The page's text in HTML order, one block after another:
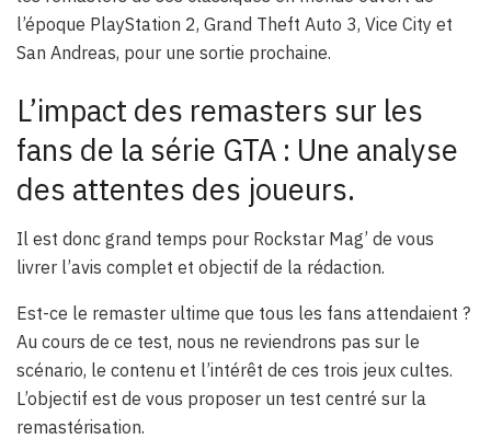
l’époque PlayStation 2, Grand Theft Auto 3, Vice City et
San Andreas, pour une sortie prochaine.
L’impact des remasters sur les
fans de la série GTA : Une analyse
des attentes des joueurs.
Il est donc grand temps pour Rockstar Mag’ de vous
livrer l’avis complet et objectif de la rédaction.
Est-ce le remaster ultime que tous les fans attendaient ?
Au cours de ce test, nous ne reviendrons pas sur le
scénario, le contenu et l’intérêt de ces trois jeux cultes.
L’objectif est de vous proposer un test centré sur la
remastérisation.